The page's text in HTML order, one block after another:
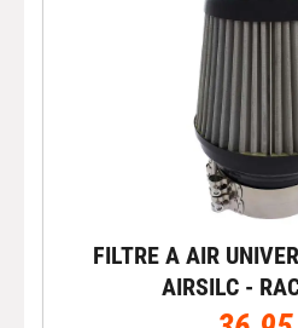
FILTRE A AIR
AIRSILC -